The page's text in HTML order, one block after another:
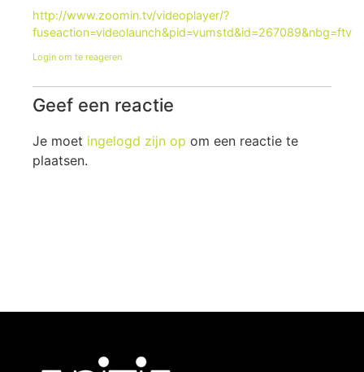
http://www.zoomin.tv/videoplayer/?
fuseaction=videolaunch&pid=vumstd&id=267089&nbg=ftv
Login om te reageren
Geef een reactie
Je moet ingelogd zijn op om een reactie te
plaatsen.